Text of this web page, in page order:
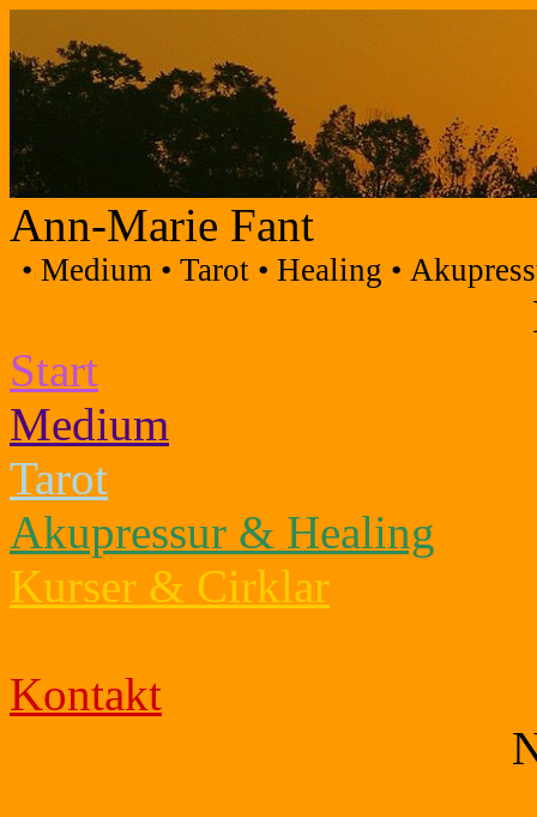
Ann-Marie Fant
• Medium • Tarot • Healing •
Start
Medium
Tarot
Akupressur & Healing
Kurser & Cirklar
Kontakt